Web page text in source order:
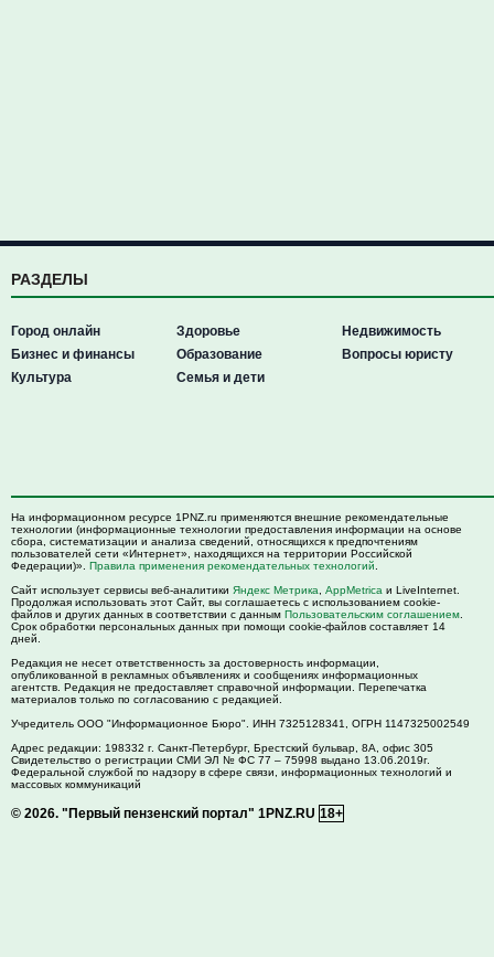
РАЗДЕЛЫ
Город онлайн
Бизнес и финансы
Культура
Здоровье
Образование
Семья и дети
Недвижимость
Вопросы юристу
На информационном ресурсе 1PNZ.ru применяются внешние рекомендательные
технологии (информационные технологии предоставления информации на основе
сбора, систематизации и анализа сведений, относящихся к предпочтениям
пользователей сети «Интернет», находящихся на территории Российской
Федерации)». Правила применения рекомендательных технологий
Сайт использует сервисы веб-аналитики Яндекс Метрика AppMetrica и LiveInternet.
Продолжая использовать этот Сайт, вы соглашаетесь с использованием cookie-
файлов и других данных в соответствии с данным Пользовательским соглашением
Срок обработки персональных данных при помощи cookie-файлов составляет 14
дней.
Редакция не несет ответственность за достоверность информации,
опубликованной в рекламных объявлениях и сообщениях информационных
агентств. Редакция не предоставляет справочной информации. Перепечатка
материалов только по согласованию с редакцией.
Учредитель ООО "Информационное Бюро". ИНН 7325128341, ОГРН 1147325002549
Адрес редакции: 198332 г. Санкт-Петербург, Брестский бульвар, 8А, офис 305
Свидетельство о регистрации СМИ ЭЛ № ФС 77 – 75998 выдано 13.06.2019г.
Федеральной службой по надзору в сфере связи, информационных технологий и
массовых коммуникаций
© 2026. "Первый пензенский портал" 1PNZ.RU 18+